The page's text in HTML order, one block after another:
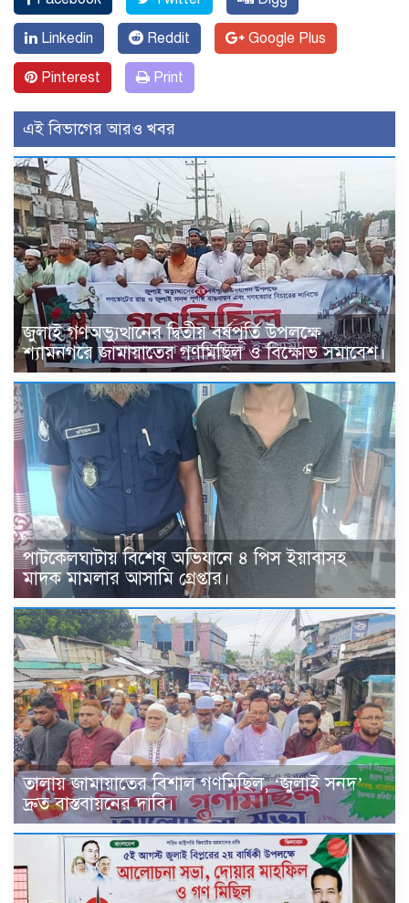
Linkedin Reddit Google Plus
Pinterest Print
এই বিভাগের আরও খবর
জুলাই গণঅভ্যুত্থানের দ্বিতীয় বর্ষপূর্তি উপলক্ষে
শ্যামনগরে জামায়াতের গণমিছিল ও বিক্ষোভ সমাবেশ।
পাটকেলঘাটায় বিশেষ অভিযানে ৪ পিস ইয়াবাসহ
মাদক মামলার আসামি গ্রেপ্তার।
তালায় জামায়াতের বিশাল গণমিছিল, ‘জুলাই সনদ’
দ্রুত বাস্তবায়নের দাবি।